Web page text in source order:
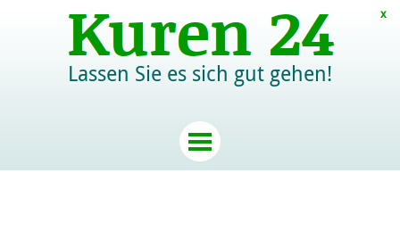
Lassen Sie es sich gut gehen!
x